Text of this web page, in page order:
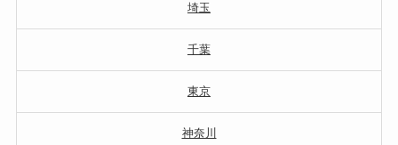
埼玉
千葉
東京
神奈川